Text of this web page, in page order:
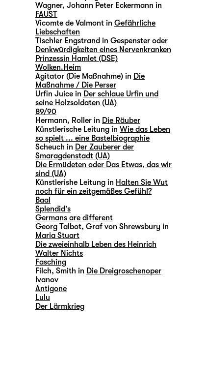
Wagner, Johann Peter Eckermann in
FAUST
Vicomte de Valmont in Gefährliche
Liebschaften
Tischler Engstrand in Gespenster oder
Denkwürdigkeiten eines Nervenkranken
Prinzessin Hamlet (DSE)
Wolken.Heim
Agitator (Die Maßnahme) in Die
Maßnahme / Die Perser
Urfin Juice in Der schlaue Urfin und
seine Holzsoldaten (UA)
89/90
Hermann, Roller in Die Räuber
Künstlerische Leitung in Wie das Leben
so spielt ... eine Bastelbiographie
Scheuch in Der Zauberer der
Smaragdenstadt (UA)
Die Ermüdeten oder Das Etwas, das wir
sind (UA)
Künstlerishe Leitung in Halten Sie Wut
noch für ein zeitgemäßes Gefühl?
Baal
Splendid’s
Germans are different
Georg Talbot, Graf von Shrewsbury in
Maria Stuart
Die zweieinhalb Leben des Heinrich
Walter Nichts
Fasching
Filch, Smith in Die Dreigroschenoper
Ivanov
Antigone
Lulu
Der Lärmkrieg